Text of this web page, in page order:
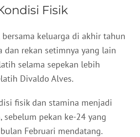
Fisik
keluarga di akhir tahun
dan rekan setimnya yang lain
selama sepekan lebih
Divaldo Alves.
fisik dan stamina menjadi
sebelum pekan ke-24 yang
Februari mendatang.